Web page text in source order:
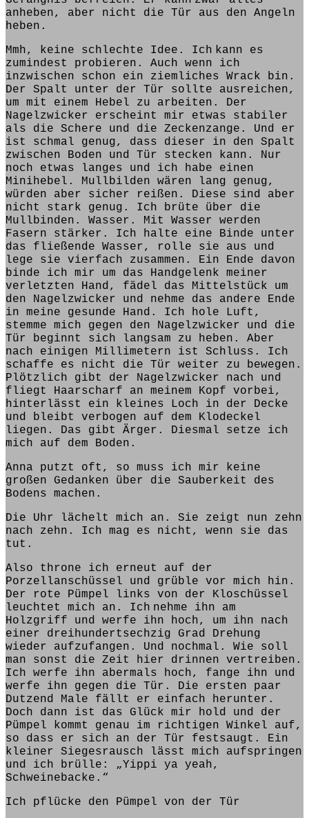
anheben, aber nicht die Tür aus den Angeln
heben.
Mmh, keine schlechte Idee. Ich kann es
zumindest probieren. Auch wenn ich
inzwischen schon ein ziemliches Wrack bin.
Der Spalt unter der Tür sollte ausreichen,
um mit einem Hebel zu arbeiten. Der
Nagelzwicker erscheint
mir etwas stabiler
als die Schere und die Zeckenzange. Und er
ist schmal genug, dass dieser in den Spalt
zwischen Boden und Tür stecken kann. Nur
noch etwas langes und ich habe einen
Minihebel. Mullbilden wären lang genug,
würden aber sicher reißen. Diese sind aber
nicht stark genug. Ich brüte über die
Mullbinden. Wasser. Mit Wasser werden
Fasern stärker. Ich halte eine Binde unter
das fließende Wasser, rolle sie aus und
lege sie vierfach zusammen. Ein Ende davon
binde ich mir um das Handgelenk meiner
verletzten Hand, fädel das Mittelstück um
den Nagelzwicker und nehme das andere Ende
in meine gesunde Hand. Ich hole Luft,
stemme mich gegen den Nagelzwicker und die
Tür beginnt sich langsam zu heben. Aber
nach einigen Millimetern ist Schluss. Ich
schaffe es nicht die Tür weiter zu bewegen.
Plötzlich gibt
der Nagelzwicker nach und
fliegt
Haarscharf an meinem Kopf vorbei,
hinterlässt ein kleines Loch in der Decke
und bleibt verbogen auf dem Klodeckel
liegen.
Das gibt
Ärger. Diesmal setze ich
mich auf dem Boden.
Anna putzt oft, so muss ich mir keine
großen Gedanken über die Sauberkeit des
Bodens machen.
Die Uhr lächelt mich an. Sie zeigt nun zehn
nach zehn. Ich mag es nicht, wenn sie das
tut.
Also throne ich erneut auf der
Porzellanschüssel und grüble vor mich hin.
Der rote Pümpel links von der Kloschüssel
leuchtet mich an. Ich nehme ihn am
Holzgriff und werfe ihn hoch, um ihn nach
einer dreihundertsechzig Grad Drehung
wieder aufzufangen. Und nochmal. Wie soll
man sonst die Zeit hier drinnen vertreiben.
Ich werfe ihn abermals hoch, fange ihn und
werfe ihn gegen die Tür. Die ersten paar
Dutzend Male fällt er einfach herunter.
Doch dann ist das Glück mir hold und der
Pümpel kommt genau im richtigen Winkel auf,
so dass er sich an der Tür festsaugt. Ein
kleiner Siegesrausch lässt mich aufspringen
und ich brülle : „Yippi ya yeah,
Schweinebacke .“
Ich pflücke den Pümpel von der Tür